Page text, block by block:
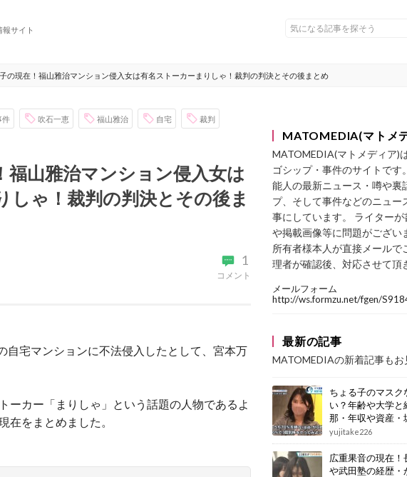
サイト
の現在！福山雅治マンション侵入女は有名ストーカーまりしゃ！裁判の判決とその後まとめ
件 吹石一恵 福山雅治 自宅 裁判
福山雅治マンション侵入女は
しゃ！裁判の判決とその後ま
1
コメント
自宅マンションに不法侵入したとして、宮本万
ーカー「まりしゃ」という話題の人物であるよ
在をまとめました。
MATOMEDIA(マトメ
MATOMEDIA(マトメディア)
ゴシップ・事件のサイトです
能人の最新ニュース・噂や裏
プ、そして事件などのニュー
事にしています。 ライター
や掲載画像等に問題がござい
所有者様本人が直接メールで
理者が確認後、対応させて頂
メールフォーム
http://ws.formzu.net/fgen/
最新の記事
MATOMEDIAの新着記事もお
ちょる子のマスク
い？年齢や大学と
那・年収や資産・
画像もまとめ
yujitake226
広重果音の現在
や武田塾の経歴・